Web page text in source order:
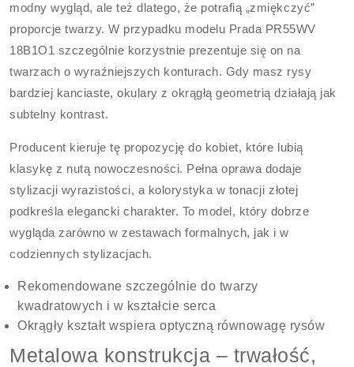
modny wygląd, ale też dlatego, że potrafią „zmiękczyć”
proporcje twarzy. W przypadku modelu Prada PR55WV
18B1O1 szczególnie korzystnie prezentuje się on na
twarzach o wyraźniejszych konturach. Gdy masz rysy
bardziej kanciaste, okulary z okrągłą geometrią działają jak
subtelny kontrast.
Producent kieruje tę propozycję do kobiet, które lubią
klasykę z nutą nowoczesności. Pełna oprawa dodaje
stylizacji wyrazistości, a kolorystyka w tonacji złotej
podkreśla elegancki charakter. To model, który dobrze
wygląda zarówno w zestawach formalnych, jak i w
codziennych stylizacjach.
Rekomendowane szczególnie do twarzy
kwadratowych i w kształcie serca
Okrągły kształt wspiera optyczną równowagę rysów
Metalowa konstrukcja – trwałość,